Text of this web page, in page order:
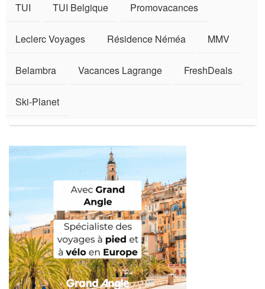
TUI TUI Belgique Promovacances
Leclerc Voyages Résidence Néméa MMV
Belambra Vacances Lagrange FreshDeals
Ski-Planet